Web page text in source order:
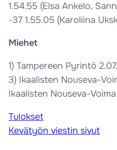
1.54.55 (Elsa Ankelo,
-37 1.55.05 (Karoliina
Miehet
1) Tampereen Pyrintö
3) Ikaalisten Nouseva-
Ikaalisten Nouseva-
Tulokset
Kevätyön viestin sivut